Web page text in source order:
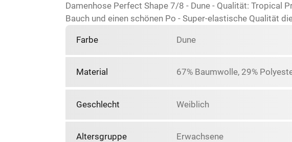
Damenhose Perfect Shape 7/8 - Dune - Qualität: Tropical
Bauch und einen schönen Po - Super-elastische Qualität
Farbe Dune
Material 67% Baumwolle, 29%
Geschlecht Weiblich
Altersgruppe Erwachsene